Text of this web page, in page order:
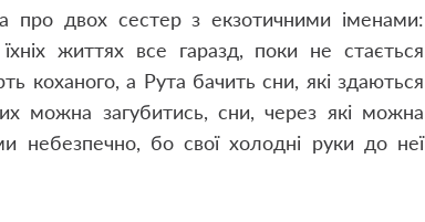
про двох сестер з екзотичними іменами:
життях все гаразд, поки не стається
коханого, а Рута бачить сни, які здаються
можна загубитись, сни, через які можна
небезпечно, бо свої холодні руки до неї